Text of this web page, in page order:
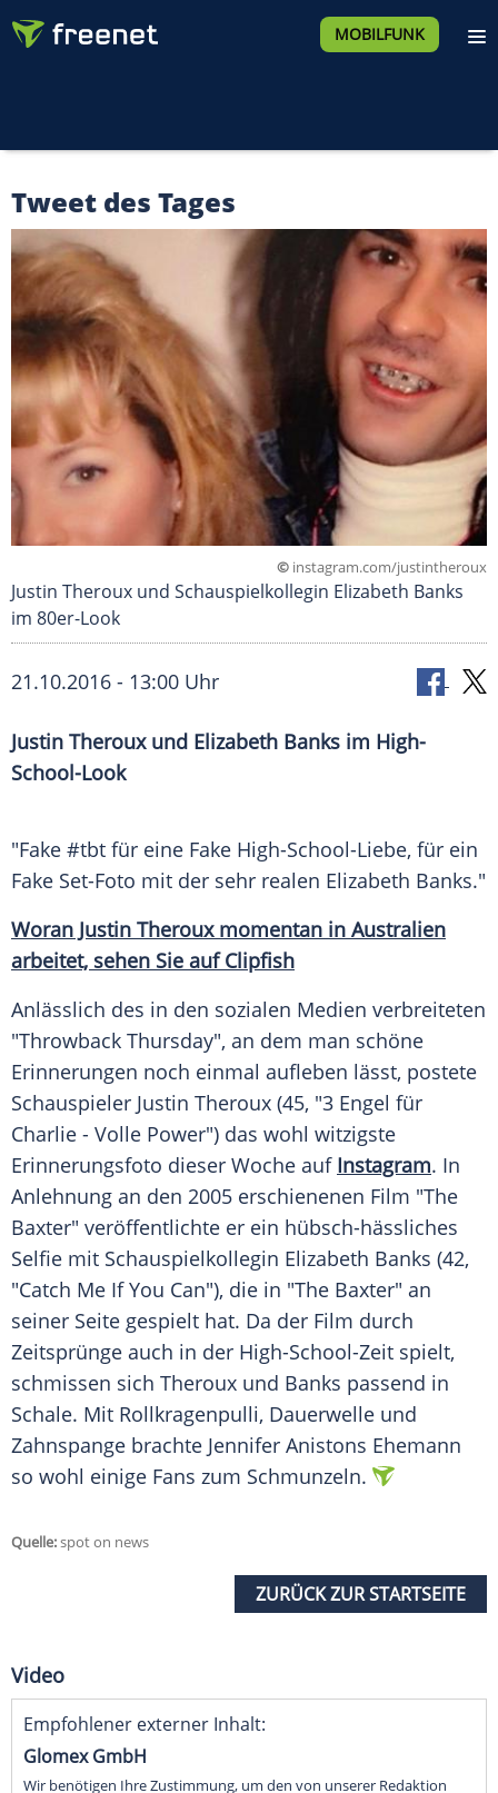
MOBILFUNK
Tweet des Tages
© instagram.com/justintheroux
Justin Theroux und Schauspielkollegin Elizabeth Banks
im 80er-Look
21.10.2016 - 13:00 Uhr
Justin Theroux und Elizabeth Banks im High-
School-Look
"Fake #tbt für eine Fake High-School-Liebe, für ein
Fake Set-Foto mit der sehr realen Elizabeth Banks."
Woran Justin Theroux momentan in Australien
arbeitet, sehen Sie auf Clipfish
Anlässlich des in den sozialen Medien verbreiteten
"Throwback Thursday", an dem man schöne
Erinnerungen noch einmal aufleben lässt, postete
Schauspieler Justin Theroux (45, "3 Engel für
Charlie - Volle Power") das wohl witzigste
Erinnerungsfoto dieser Woche auf Instagram. In
Anlehnung an den 2005 erschienenen Film "The
Baxter" veröffentlichte er ein hübsch-hässliches
Selfie mit Schauspielkollegin Elizabeth Banks (42,
"Catch Me If You Can"), die in "The Baxter" an
seiner Seite gespielt hat. Da der Film durch
Zeitsprünge auch in der High-School-Zeit spielt,
schmissen sich Theroux und Banks passend in
Schale. Mit Rollkragenpulli, Dauerwelle und
Zahnspange brachte Jennifer Anistons Ehemann
so wohl einige Fans zum Schmunzeln.
Quelle:spot on news
ZURÜCK ZUR STARTSEITE
Video
Empfohlener externer Inhalt:
Glomex GmbH
Wir benötigen Ihre Zustimmung, um den von unserer Redaktion